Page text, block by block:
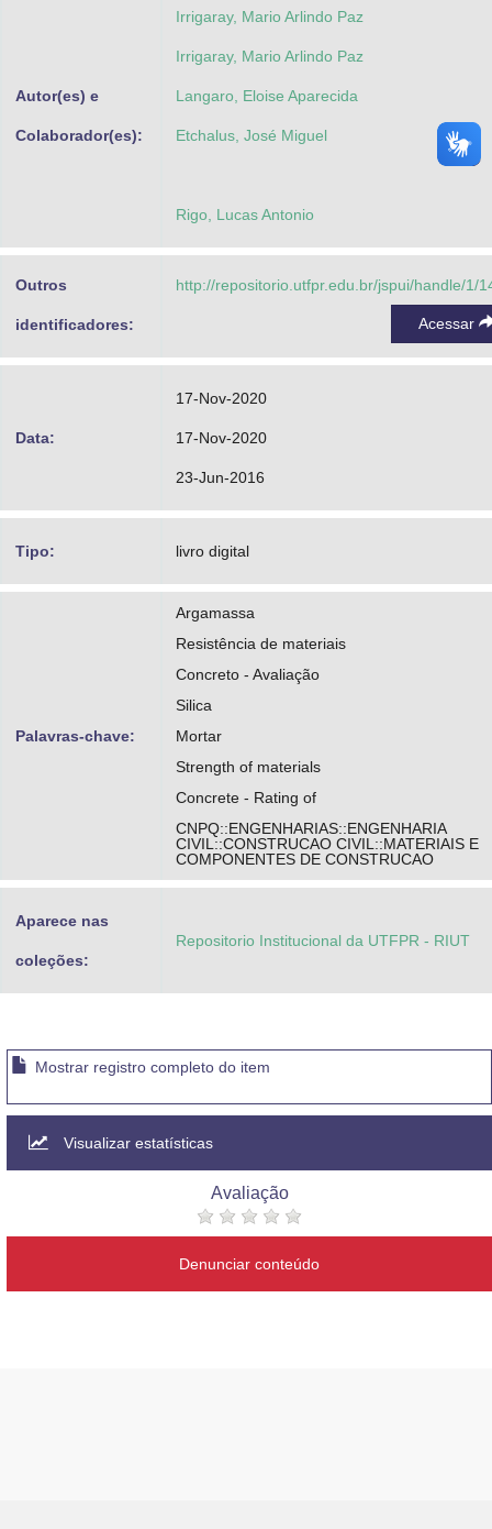
Autor(es) e
Colaborador(es):
Irrigaray, Mario Arlindo Paz
Irrigaray, Mario Arlindo Paz
Langaro, Eloise Aparecida
Etchalus, José Miguel
Rigo, Lucas Antonio
Outros
identificadores:
http://repositorio.utfpr.edu.br/jspui/handle/1/
Acessar
Data:
17-Nov-2020
17-Nov-2020
23-Jun-2016
Tipo: livro digital
Palavras-chave:
Argamassa
Resistência de materiais
Concreto - Avaliação
Silica
Mortar
Strength of materials
Concrete - Rating of
CNPQ::ENGENHARIAS::ENGENHARIA
CIVIL::CONSTRUCAO CIVIL::MATERIAIS E
COMPONENTES DE CONSTRUCAO
Aparece nas
coleções:
Repositorio Institucional da UTFPR - RIUT
Mostrar registro completo do item
Visualizar estatísticas
Avaliação
Denunciar conteúdo